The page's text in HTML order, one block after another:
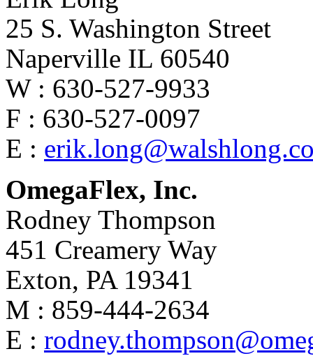
25 S. Washington Street
Naperville IL 60540
W : 630-527-9933
F : 630-527-0097
E :
OmegaFlex, Inc.
Rodney Thompson
451 Creamery Way
Exton, PA 19341
M : 859-444-2634
E :